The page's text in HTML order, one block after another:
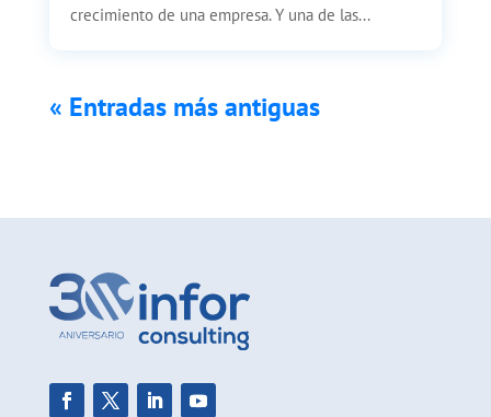
crecimiento de una empresa. Y una de las...
« Entradas más antiguas